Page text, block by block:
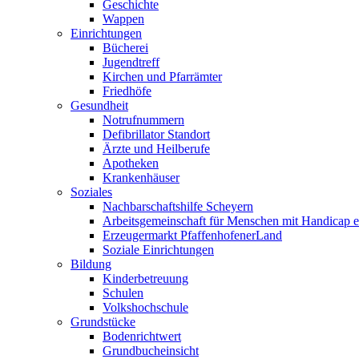
Geschichte
Wappen
Einrichtungen
Bücherei
Jugendtreff
Kirchen und Pfarrämter
Friedhöfe
Gesundheit
Notrufnummern
Defibrillator Standort
Ärzte und Heilberufe
Apotheken
Krankenhäuser
Soziales
Nachbarschaftshilfe Scheyern
Arbeitsgemeinschaft für Menschen mit Handicap
Erzeugermarkt PfaffenhofenerLand
Soziale Einrichtungen
Bildung
Kinderbetreuung
Schulen
Volkshochschule
Grundstücke
Bodenrichtwert
Grundbucheinsicht